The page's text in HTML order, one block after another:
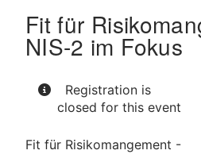
Fit für
NIS-2 im Fokus
Registration is
closed for this event
Fit für Risikomangement -